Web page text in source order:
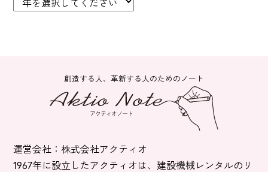
創造する人、革新する人のためのノート
運営会社：株式会社アクティオ
1967年に設立したアクティオは、建設機械レンタルのリ